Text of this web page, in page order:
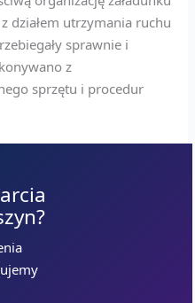
działem utrzymania ruchu
sprawnie i
z
sprzętu i procedur